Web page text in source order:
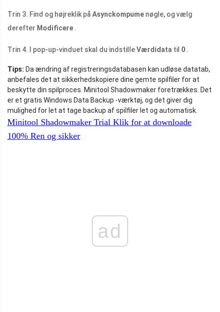
Trin 3. Find og højreklik på Asynckompume nøgle, og vælg
derefter Modificere .
Trin 4. I pop-up-vinduet skal du indstilleVærdidata til 0 .
Tips: Da ændring af registreringsdatabasen kan udløse datatab,
anbefales det at sikkerhedskopiere dine gemte spilfiler for at
beskytte din spilproces. Minitool Shadowmaker foretrækkes. Det
er et gratis Windows Data Backup -værktøj, og det giver dig
mulighed for let at tage backup af spilfiler let og automatisk.
Minitool Shadowmaker Trial Klik for at downloade
100% Ren og sikker
ad